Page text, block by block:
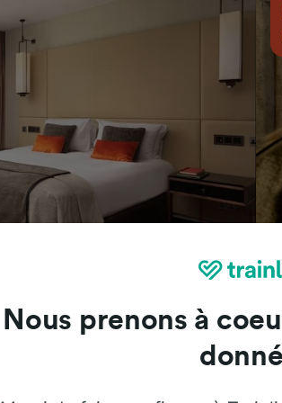
Trainline : l'avis
Nous prenons à